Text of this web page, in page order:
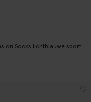
Heroes on Socks lichtblauwe sportsokken